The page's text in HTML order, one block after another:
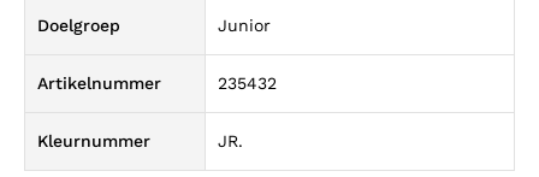
Doelgroep Junior
Artikelnummer 235432
Kleurnummer JR.